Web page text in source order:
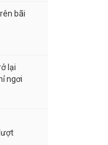
bãi
lại
ngơi